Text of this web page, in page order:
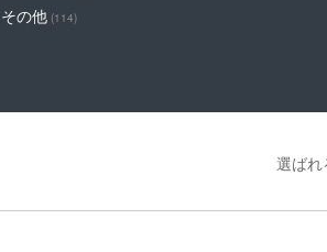
その他 (114)
選ばれ